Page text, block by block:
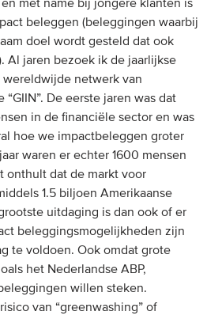
Bestuur
& netwerken
WE DOEN
Engagement
Benchmarking
Kennisdeling
CONTACT
ZOEKEN
met name bij jongere klanten is
beleggen (beleggingen waarbij
doel wordt gesteld dat ook
Al jaren bezoek ik de jaarlijkse
netwerk van
De eerste jaren was dat
in de financiële sector en was
hoe we impactbeleggen groter
waren er echter 1600 mensen
onthult dat de markt voor
1.5 biljoen Amerikaanse
uitdaging is dan ook of er
beleggingsmogelijkheden zijn
te voldoen. Ook omdat grote
het Nederlandse ABP,
willen steken.
van “greenwashing” of